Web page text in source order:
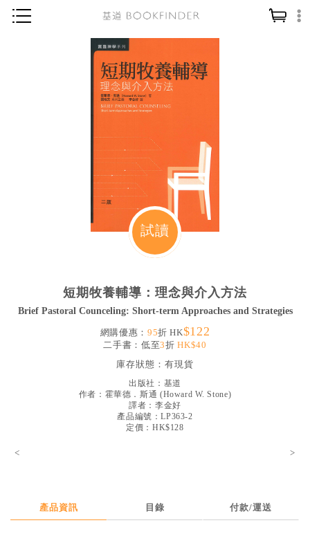
神學／教義
讀經／研經
靈修／禱告
信徒生活
教會事工
哲學／宗教比較
文藝／勵志
精選影音
中文二手書
試讀
短期牧養輔導：理念與介入方法
Brief Pastoral Counceling: Short-term Approaches and Strategies
網購優惠： 95折 HK$122
二手書：低至3折HK$40
庫存狀態： 有現貨
出版社： 基道
作者： 霍華德．斯通 (Howard W. Stone)
譯者： 李金好
產品編號：LP363-2
定價：HK$128
< >
產品資訊 目錄 付款/運送